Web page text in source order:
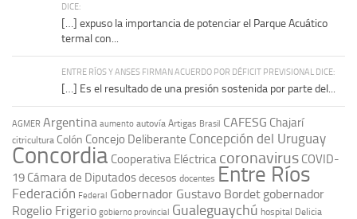
DICE:
[…] expuso la importancia de potenciar el Parque Acuático
termal con...
ENTRE RÍOS Y ANSES FIRMAN ACUERDO POR DÉFICIT PREVISIONAL DICE:
[…] Es el resultado de una presión sostenida por parte del...
AGMER Argentina aumento autovía Artigas Brasil CAFESG Chajarí
citricultura Colón Concejo Deliberante Concepción del Uruguay
Concordia Cooperativa Eléctrica coronavirus COVID-
19 Cámara de Diputadosdecesos docentes Entre Ríos
Federación Federal Gobernador Gustavo Bordet gobernador
Rogelio Frigerio gobierno provincial Gualeguaychú hospital Delicia